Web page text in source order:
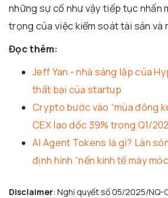
những sự cố như vậy tiếp tục nhấn
trọng của việc kiểm soát tài sản và
Đọc thêm:
Jeff Yan - nhà sáng lập của
thất bại của startup
Crypto bước vào “mùa đông
CEX lao dốc 39% trong Q1/
AI Agent Tokens là gì? Làn
định hình “nền kinh tế máy
Disclaimer: Nghị quyết số 05/2025/NQ-